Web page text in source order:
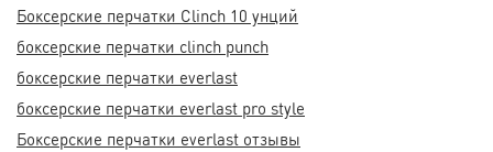
Боксерские перчатки Clinch 10 унций
боксерские перчатки clinch punch
боксерские перчатки everlast
боксерские перчатки everlast pro style
Боксерские перчатки everlast отзывы